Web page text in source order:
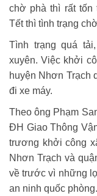
chờ phà thì rất tốn
Tết thì tình trạng
Tình trạng quá
xuyên. Việc khởi
huyện Nhơn Trạch
đi xe máy.
Theo ông Phạm
ĐH Giao Thông
trương khởi công
Nhơn Trạch và
về trước vì những
an ninh quốc phòng.